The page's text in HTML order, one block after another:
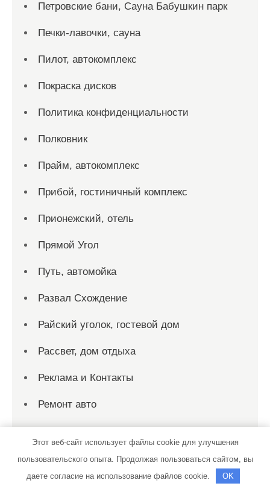
Петровские бани, Сауна Бабушкин парк
Печки-лавочки, сауна
Пилот, автокомплекс
Покраска дисков
Политика конфиденциальности
Полковник
Прайм, автокомплекс
Прибой, гостиничный комплекс
Прионежский, отель
Прямой Угол
Путь, автомойка
Развал Схождение
Райский уголок, гостевой дом
Рассвет, дом отдыха
Реклама и Контакты
Ремонт авто
Ремонт Выхлопных Систем
Русалка, гостиничный комплекс
Этот веб-сайт использует файлы cookie для улучшения
пользовательского опыта. Продолжая пользоваться сайтом, вы
даете согласие на использование файлов cookie.
OK